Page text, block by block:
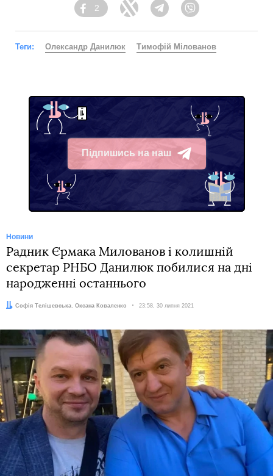
Facebook
2
Twitter TelegramViber
Теги: Олександр Данилюк Тимофій Мілованов
Підпишись на наш
Telegram
Новини
Радник Єрмака Милованов і колишній
секретар РНБО Данилюк побилися на дні
народженні останнього
Автори:
Софія Телішевська Оксана Коваленко Дата:
23:58, 30 липня 2021